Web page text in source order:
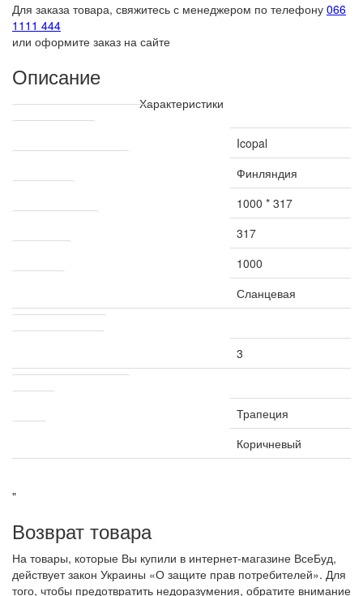
Для заказа товара, свяжитесь с менеджером по телефону 066
1111 444
или оформите заказ на сайте
Описание
Характеристики
Технические характеристики
Icopal
Финляндия
1000 * 317
317
1000
Сланцевая
Расход материала
3
Другие характеристики
Трапеция
Коричневый
"
Возврат товара
На товары, которые Вы купили в интернет-магазине ВсеБуд,
действует закон Украины «О защите прав потребителей». Для
того, чтобы предотвратить недоразумения, обратите внимание